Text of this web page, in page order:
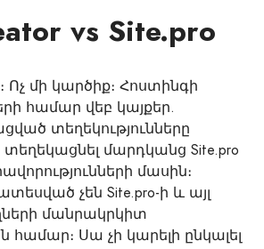
vs Site.pro
մի կարծիք։ Հոստինգի
համար վեբ կայքեր.
տեղեկությունները
մարդկանց Site.pro
մասին։
չեն Site.pro-ի և այլ
մանրակրկիտ
Սա չի կարելի ընկալել